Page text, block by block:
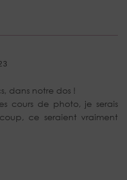
dans notre dos !
cours de photo, je serais
ce seraient vraiment